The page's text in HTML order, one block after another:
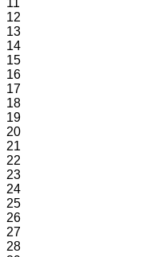
11
12
13
14
15
16
17
18
19
20
21
22
23
24
25
26
27
28